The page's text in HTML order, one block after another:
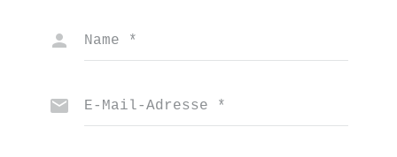
Name *
E-Mail-Adresse *